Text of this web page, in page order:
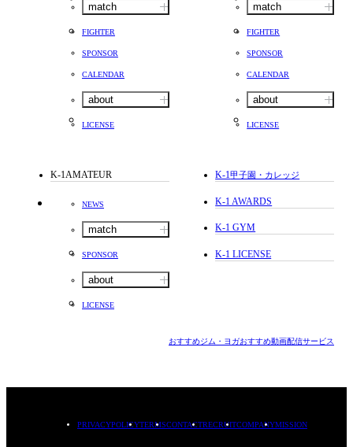
match
FIGHTER
SPONSOR
CALENDAR
about
LICENSE
match
FIGHTER
SPONSOR
CALENDAR
about
LICENSE
K-1AMATEUR
NEWS
match
SPONSOR
about
LICENSE
K-1甲子園・カレッジ
K-1 AWARDS
K-1 GYM
K-1 LICENSE
おすすめジム・ヨガおすすめ動画配信サービス
PRIVACYPOLICYTERMSCONTACTRECRUITCOMPANYMISSION